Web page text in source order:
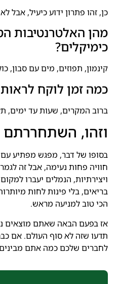
כן, זהו פתרון ידוע כיעיל, אבל
מהן האלטרנטיבות
כימיקלים?
קינמון, תפוזים, מים עם סבון,
כמה זמן לוקח
ברוב המקרים, שעות עד ימים,
וזהו,
בסופו של דבר, מפגש מפתיע עם
חוויה פחות נעימה, אבל זה
ויצירתיות, הנמלים יעברו
בריאים, בלי פינות לחות
הכי טוב למניעה מראש.
אז בפעם הבאה שאתם מוצאים
תדעו שזה לא סוף העולם. אם
לחברים שלכם כמה אתם